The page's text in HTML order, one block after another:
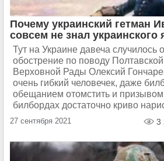
Почему украинский гетман
совсем не знал украинского
Тут на Украине давеча случилось
обострение по поводу
Верховной Рады Олексий
очень гибкий человечек, даже
обещанием отомстить и
билбордах достаточно криво
27 сентября 2021 3